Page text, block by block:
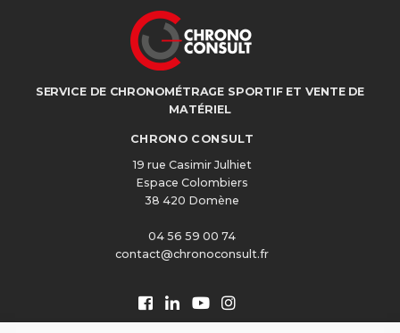
SERVICE DE CHRONOMÉTRAGE SPORTIF ET VENTE DE
MATÉRIEL
CHRONO CONSULT
19 rue Casimir Julhiet
Espace Colombiers
38 420 Domène
04 56 59 00 74
contact@chronoconsult.fr